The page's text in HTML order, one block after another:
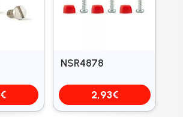
€
NSR4878
2,93€